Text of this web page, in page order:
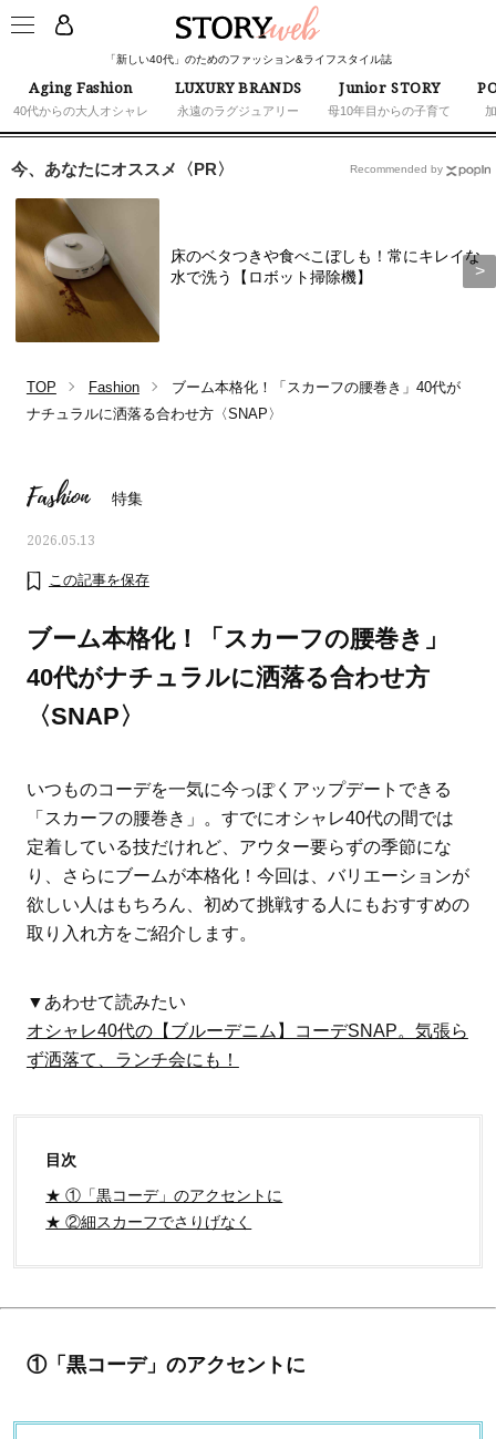
「新しい40代」のためのファッション&ライフスタイル誌
Aging Fashion
40代からの大人オシャレ
LUXURY BRANDS
永遠のラグジュアリー
Junior STORY
母10年目からの子育て
ママとパパに贈る「ジェンダーレ
ス学」
人気の40代髪型・ヘア
タログ
今、あなたにオススメ〈PR〉
床のベタつきや食べこぼしも！常にキレイな
水で洗う【ロボット掃除機】
Recommended by
TOP Fashion
ブーム本格化！「スカーフの腰巻き」40代が
ナチュラルに洒落る合わせ方〈SNAP〉
Fashion 特集
2026.05.13
この記事を保存
ブーム本格化！「スカーフの腰巻き」
40代がナチュラルに洒落る合わせ方
〈SNAP〉
いつものコーデを一気に今っぽくアップデートできる
「スカーフの腰巻き」。すでにオシャレ40代の間では
定着している技だけれど、アウター要らずの季節にな
り、さらにブームが本格化！今回は、バリエーションが
欲しい人はもちろん、初めて挑戦する人にもおすすめの
取り入れ方をご紹介します。
▼あわせて読みたい
オシャレ40代の【ブルーデニム】コーデSNAP。気張ら
ず洒落て、ランチ会にも！
目次
★ ①「黒コーデ」のアクセントに
★ ②細スカーフでさりげなく
①「黒コーデ」のアクセントに